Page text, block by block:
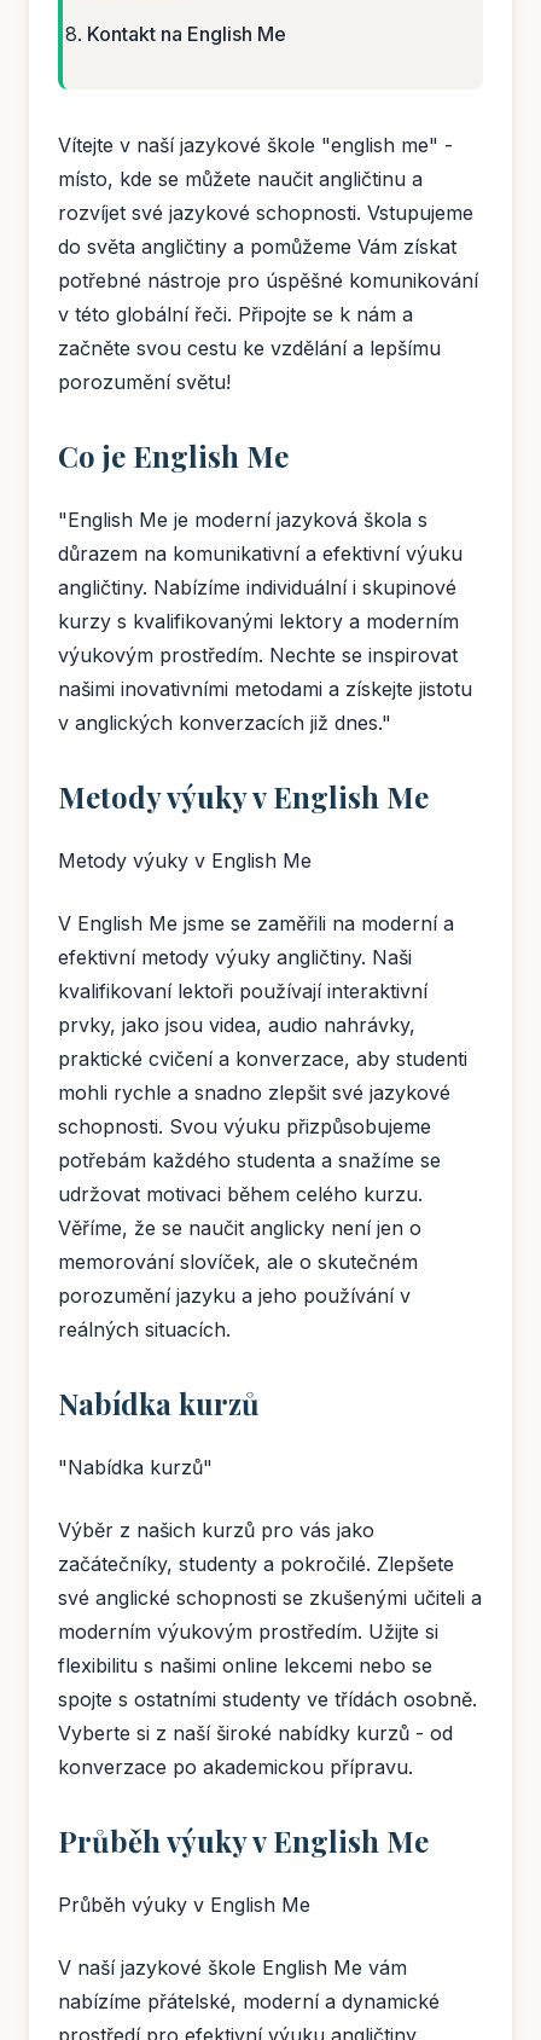
Kontakt na English Me
Vítejte v naší jazykové škole "english me" -
místo, kde se můžete naučit angličtinu a
rozvíjet své jazykové schopnosti. Vstupujeme
do světa angličtiny a pomůžeme Vám získat
potřebné nástroje pro úspěšné komunikování
v této globální řeči. Připojte se k nám a
začněte svou cestu ke vzdělání a lepšímu
porozumění světu!
Co je English Me
"English Me je moderní jazyková škola s
důrazem na komunikativní a efektivní výuku
angličtiny. Nabízíme individuální i skupinové
kurzy s kvalifikovanými lektory a moderním
výukovým prostředím. Nechte se inspirovat
našimi inovativními metodami a získejte jistotu
v anglických konverzacích již dnes."
Metody výuky v English Me
Metody výuky v English Me
V English Me jsme se zaměřili na moderní a
efektivní metody výuky angličtiny. Naši
kvalifikovaní lektoři používají interaktivní
prvky, jako jsou videa, audio nahrávky,
praktické cvičení a konverzace, aby studenti
mohli rychle a snadno zlepšit své jazykové
schopnosti. Svou výuku přizpůsobujeme
potřebám každého studenta a snažíme se
udržovat motivaci během celého kurzu.
Věříme, že se naučit anglicky není jen o
memorování slovíček, ale o skutečném
porozumění jazyku a jeho používání v
reálných situacích.
Nabídka kurzů
"Nabídka kurzů"
Výběr z našich kurzů pro vás jako
začátečníky, studenty a pokročilé. Zlepšete
své anglické schopnosti se zkušenými učiteli a
moderním výukovým prostředím. Užijte si
flexibilitu s našimi online lekcemi nebo se
spojte s ostatními studenty ve třídách osobně.
Vyberte si z naší široké nabídky kurzů - od
konverzace po akademickou přípravu.
Průběh výuky v English Me
Průběh výuky v English Me
V naší jazykové škole English Me vám
nabízíme přátelské, moderní a dynamické